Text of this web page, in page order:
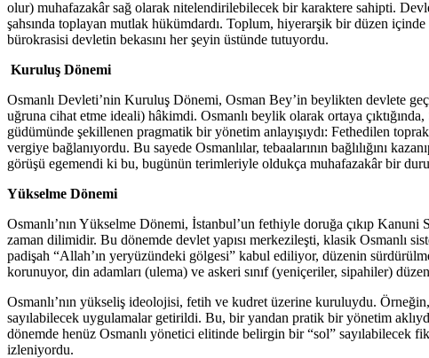
olur) muhafazakâr sağ olarak nitelendirilebilecek bir karaktere sahipti.
şahsında toplayan mutlak hükümdardı. Toplum, hiyerarşik bir düzen
bürokrasisi devletin bekasını her şeyin üstünde tutuyordu.
Kuruluş Dönemi
Osmanlı Devleti’nin Kuruluş Dönemi, Osman Bey’in beylikten devlete
uğruna cihat etme ideali) hâkimdi. Osmanlı beylik olarak ortaya
güdümünde şekillenen pragmatik bir yönetim anlayışıydı: Fethedilen
vergiye bağlanıyordu. Bu sayede Osmanlılar, tebaalarının bağlılığını
görüşü egemendi ki bu, bugünün terimleriyle oldukça muhafazakâr bir
Yükselme Dönemi
Osmanlı’nın Yükselme Dönemi, İstanbul’un fethiyle doruğa çıkıp
zaman dilimidir. Bu dönemde devlet yapısı merkezileşti, klasik Osmanlı
padişah “Allah’ın yeryüzündeki gölgesi” kabul ediliyor, düzenin
korunuyor, din adamları (ulema) ve askeri sınıf (yeniçeriler, sipahiler)
Osmanlı’nın yükseliş ideolojisi, fetih ve kudret üzerine kuruluydu.
sayılabilecek uygulamalar getirildi. Bu, bir yandan pratik bir yönetim
dönemde henüz Osmanlı yönetici elitinde belirgin bir “sol” sayılabilecek
izleniyordu.